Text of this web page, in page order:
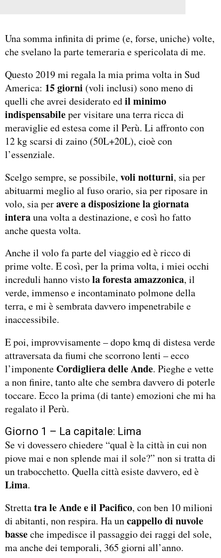
Una somma infinita di prime (e, forse, uniche) volte,
che svelano la parte temeraria e spericolata di me.
Questo 2019 mi regala la mia prima volta in Sud
America: 15 giorni (voli inclusi) sono meno di
quelli che avrei desiderato edil minimo
indispensabileper visitare una terra ricca di
meraviglie ed estesa come il Perù. Li affronto con
12 kg scarsi di zaino (50L+20L), cioè con
l’essenziale.
Scelgo sempre, se possibile, voli notturni, sia per
abituarmi meglio al fuso orario, sia per riposare in
volo, sia peravere a disposizione la giornata
interauna volta a destinazione, e così ho fatto
anche questa volta.
Anche il volo fa parte del viaggio ed è ricco di
prime volte. E così, per la prima volta, i miei occhi
increduli hanno vistola foresta amazzonica, il
verde, immenso e incontaminato polmone della
terra, e mi è sembrata davvero impenetrabile e
inaccessibile.
E poi, improvvisamente – dopo kmq di distesa verde
attraversata da fiumi che scorrono lenti – ecco
l’imponente Cordigliera delle Ande. Pieghe e vette
a non finire, tanto alte che sembra davvero di poterle
toccare. Ecco la prima (di tante) emozioni che mi ha
regalato il Perù.
Giorno 1 – La capitale: Lima
Se vi dovessero chiedere “qual è la città in cui non
piove mai e non splende mai il sole?” non si tratta di
un trabocchetto. Quella città esiste davvero, ed è
Lima.
Strettatra le Ande e il Pacifico, con ben 10 milioni
di abitanti, non respira. Ha uncappello di nuvole
basseche impedisce il passaggio dei raggi del sole,
ma anche dei temporali, 365 giorni all’anno.